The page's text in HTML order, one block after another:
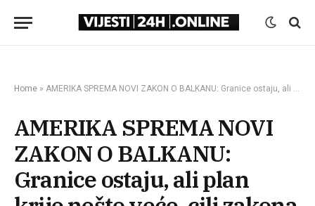
Home » AMERIKA SPREMA NOVI ZAKON O BALKANU: Granice ostaju, ali plan krije nešto veće, cilj zakona otvara brojna pitanja
AMERIKA SPREMA NOVI
ZAKON O BALKANU:
Granice ostaju, ali plan